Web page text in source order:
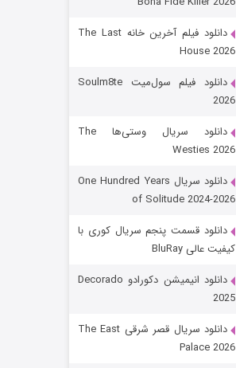
شکست استوارت در نجات جهان
قسمت۷ (زیرنویس)
دانلود فیلم آخرین خانه The Last
House 2026
دانلود فیلم سول‌میت Soulm8te
2026
دانلود سریال وستی‌ها The
Westies 2026
دانلود سریال One Hundred Years
of Solitude 2024-2026
دانلود قسمت پنجم سریال کوری با
کیفیت عالی BluRay
دانلود انیمیشن دکورادو Decorado
2025
دانلود سریال قصر شرقی The East
Palace 2026